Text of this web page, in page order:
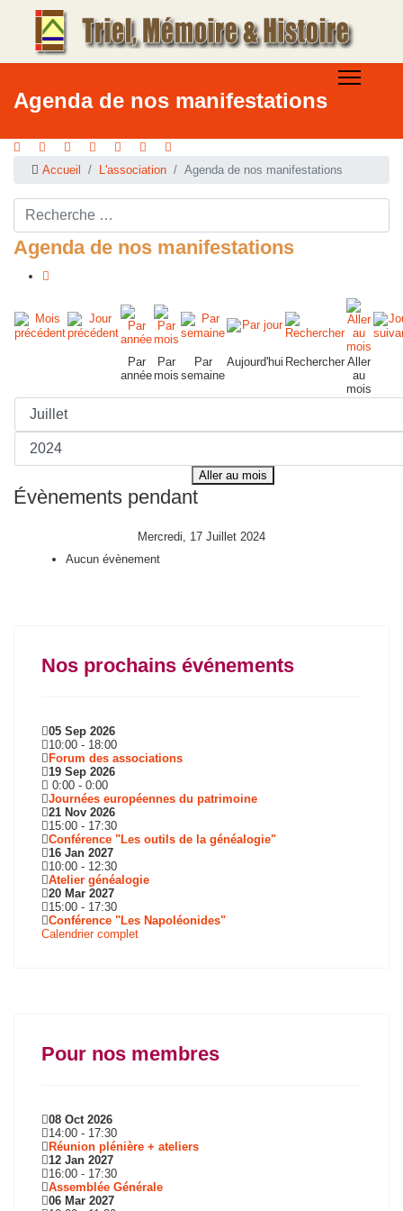
Agenda de nos manifestations
Accueil L'association Agenda de nos manifestations
Rechercher ...
Agenda de nos manifestations
Par
année
Par
mois
Par
semaine
Aujourd'hui Rechercher Aller
au
mois
Aller au mois
Évènements pendant
Mercredi, 17 Juillet 2024
Aucun évènement
Nos prochains événements
05 Sep 2026
10:00 - 18:00
Forum des associations
19 Sep 2026
0:00 - 0:00
Journées européennes du patrimoine
21 Nov 2026
15:00 - 17:30
Conférence "Les outils de la généalogie"
16 Jan 2027
10:00 - 12:30
Atelier généalogie
20 Mar 2027
15:00 - 17:30
Conférence "Les Napoléonides"
Calendrier complet
Pour nos membres
08 Oct 2026
14:00 - 17:30
Réunion plénière + ateliers
12 Jan 2027
16:00 - 17:30
Assemblée Générale
06 Mar 2027